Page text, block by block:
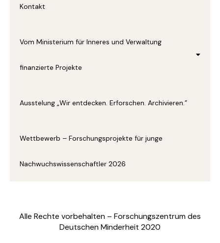
Kontakt
Vom Ministerium für Inneres und Verwaltung
finanzierte Projekte
Ausstelung „Wir entdecken. Erforschen. Archivieren.”
Wettbewerb – Forschungsprojekte für junge
Nachwuchswissenschaftler 2026
Alle Rechte vorbehalten – Forschungszentrum des
Deutschen Minderheit 2020